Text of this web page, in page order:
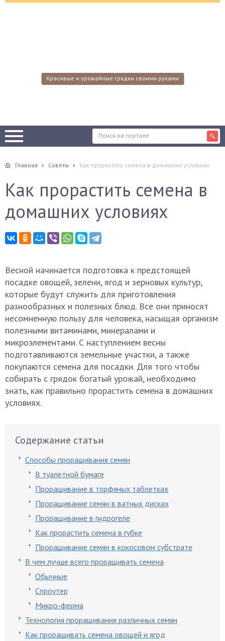
Красивые и урожайные грядки своими руками
Главная Советы Как прорастить семена в домашних условиях
Как прорастить семена в
домашних условиях
Весной начинается подготовка к предстоящей
посадке овощей, зелени, ягод и зерновых культур,
которые будут служить для приготовления
разнообразных и полезных блюд. Все они приносят
несомненную пользу для человека, насыщая организм
полезными витаминами, минералами и
микроэлементами. С наступлением весны
подготавливаются земельные участки, а также
покупаются семена для посадки. Для того чтобы
собирать с грядок богатый урожай, необходимо
знать, как правильно прорастить семена в домашних
условиях.
Содержание статьи
Способы проращивания семян
В туалетной бумаге
Проращивание в торфяных таблетках
Проращивание семян в ватных дисках
Проращивание в гидрогеле
Как прорастить семена в губке
Проращивание семян в кокосовом субстрате
В чем лучше всего проращивать семена
Обычные
Спроутер
Микро-ферма
Технология проращивания различных семян
Как проращивать семена овощей и ягод